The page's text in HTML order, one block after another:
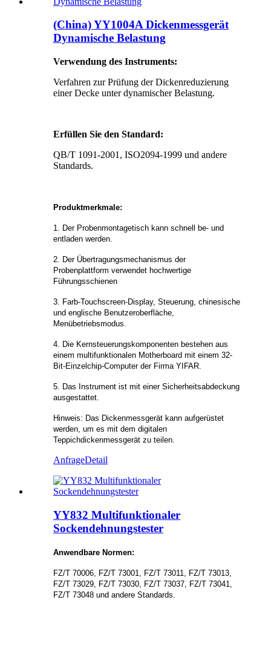
(China) YY1004A Dickenmessgerät
Dynamische Belastung
Verwendung des Instruments:
Verfahren zur Prüfung der Dickenreduzierung
einer Decke unter dynamischer Belastung.
Erfüllen Sie den Standard:
QB/T 1091-2001, ISO2094-1999 und andere
Standards.
Produktmerkmale:
1. Der Probenmontagetisch kann schnell be- und
entladen werden.
2. Der Übertragungsmechanismus der
Probenplattform verwendet hochwertige
Führungsschienen
3. Farb-Touchscreen-Display, Steuerung, chinesische
und englische Benutzeroberfläche,
Menübetriebsmodus.
4. Die Kernsteuerungskomponenten bestehen aus
einem multifunktionalen Motherboard mit einem 32-
Bit-Einzelchip-Computer der Firma YIFAR.
5. Das Instrument ist mit einer Sicherheitsabdeckung
ausgestattet.
Hinweis: Das Dickenmessgerät kann aufgerüstet
werden, um es mit dem digitalen
Teppichdickenmessgerät zu teilen.
AnfrageDetail
YY832 Multifunktionaler
Sockendehnungstester
Anwendbare Normen:
FZ/T 70006, FZ/T 73001, FZ/T 73011, FZ/T 73013,
FZ/T 73029, FZ/T 73030, FZ/T 73037, FZ/T 73041,
FZ/T 73048 und andere Standards.